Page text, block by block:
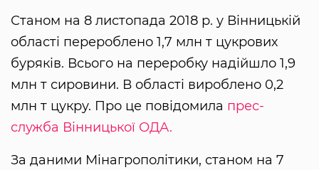
Станом на 8 листопада 2018 р. у Вінницькій
області перероблено 1,7 млн т цукрових
буряків. Всього на переробку надійшло 1,9
млн т сировини. В області вироблено 0,2
млн т цукру. Про це повідомила прес-
служба Вінницької ОДА.
За даними Мінагрополітики, станом на 7